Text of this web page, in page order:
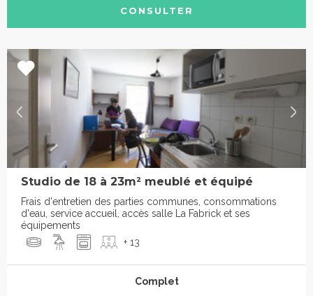
CONSULTER
Studio de 18 à 23m² meublé et équipé
Frais d'entretien des parties communes, consommations
d'eau, service accueil, accès salle La Fabrick et ses
équipements
+ 13
Complet